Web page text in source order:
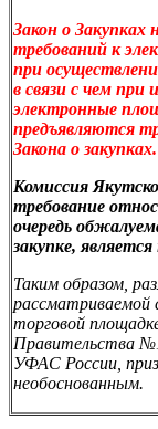
Закон о Закупках
требований к
при
в связи с чем при
электронные
предъявляются
Закона о закупках.
Комиссия
требование
очередь
закупке,
Таким образом,
рассматриваемой
торговой
Правительства
УФАС России,
необоснованным.